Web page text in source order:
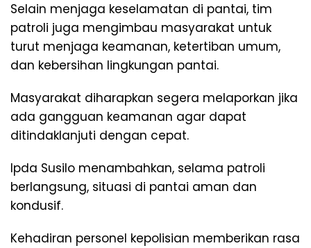
Selain menjaga keselamatan di pantai, tim
patroli juga mengimbau masyarakat untuk
turut menjaga keamanan, ketertiban umum,
dan kebersihan lingkungan pantai.
Masyarakat diharapkan segera melaporkan jika
ada gangguan keamanan agar dapat
ditindaklanjuti dengan cepat.
Ipda Susilo menambahkan, selama patroli
berlangsung, situasi di pantai aman dan
kondusif.
Kehadiran personel kepolisian memberikan rasa